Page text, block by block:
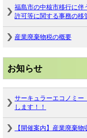
福島市の中核市移行に伴
許可等に関する事務の移
産業廃棄物税の概要
お知らせ
サーキュラーエコノミー
します！！
【開催案内】産業廃棄